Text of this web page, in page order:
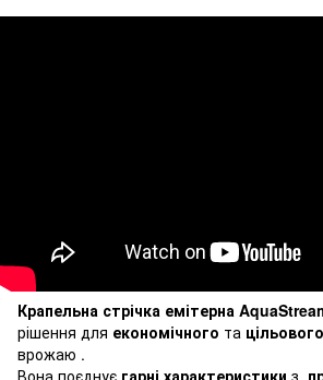
Крапельна стрічка емітерна
рішення для економічного та цільового
врожаю .
Вона поєднує гарні характеристики з